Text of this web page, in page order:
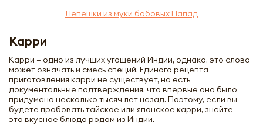
Лепешки из муки бобовых Папад
Карри
Карри – одно из лучших угощений Индии, однако, это слово
может означать и смесь специй. Единого рецепта
приготовления карри не существует, но есть
документальные подтверждения, что впервые оно было
придумано несколько тысяч лет назад. Поэтому, если вы
будете пробовать тайское или японское карри, знайте –
это вкусное блюдо родом из Индии.